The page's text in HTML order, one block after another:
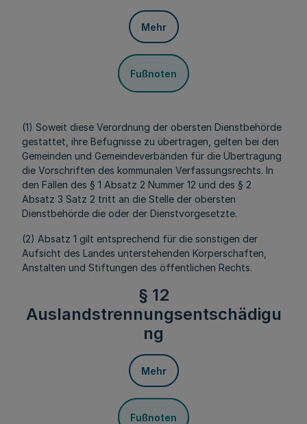
Mehr
Fußnoten
(1) Soweit diese Verordnung der obersten Dienstbehörde
gestattet, ihre Befugnisse zu übertragen, gelten bei den
Gemeinden und Gemeindeverbänden für die Übertragung
die Vorschriften des kommunalen Verfassungsrechts. In
den Fällen des § 1 Absatz 2 Nummer 12 und des § 2
Absatz 3 Satz 2 tritt an die Stelle der obersten
Dienstbehörde die oder der Dienstvorgesetzte.
(2) Absatz 1 gilt entsprechend für die sonstigen der
Aufsicht des Landes unterstehenden Körperschaften,
Anstalten und Stiftungen des öffentlichen Rechts.
§ 12
Auslandstrennungsentschädigu
ng
Mehr
Fußnoten